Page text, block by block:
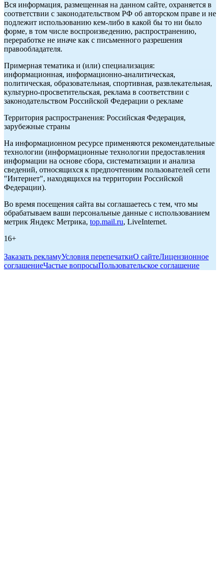
Вся информация, размещенная на данном сайте, охраняется в
соответствии с законодательством РФ об авторском праве и не
подлежит использованию кем-либо в какой бы то ни было
форме, в том числе воспроизведению, распространению,
переработке не иначе как с письменного разрешения
правообладателя.
Примерная тематика и (или) специализация:
информационная, информационно-аналитическая,
политическая, образовательная, спортивная, развлекательная,
культурно-просветительская, реклама в соответствии с
законодательством Российской Федерации о рекламе
Территория распространения: Российская Федерация,
зарубежные страны
На информационном ресурсе применяются рекомендательные
технологии (информационные технологии предоставления
информации на основе сбора, систематизации и анализа
сведений, относящихся к предпочтениям пользователей сети
"Интернет", находящихся на территории Российской
Федерации).
Во время посещения сайта вы соглашаетесь с тем, что мы
обрабатываем ваши персональные данные с использованием
метрик Яндекс Метрика, top.mail.ru, LiveInternet.
16+
Заказать рекламуУсловия перепечаткиО сайтеЛицензионное
соглашениеЧастые вопросыПользовательское соглашение